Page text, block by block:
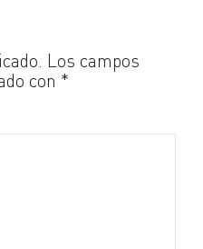
Los campos
con *